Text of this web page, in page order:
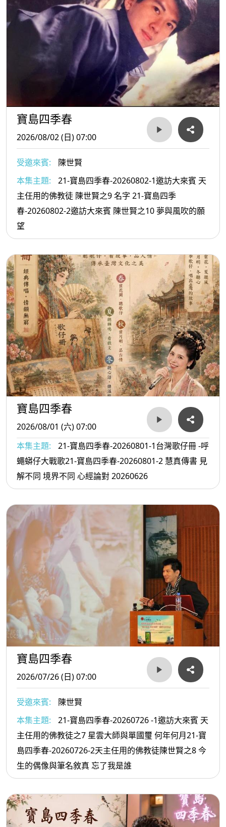
寶島四季春
2026/08/02 (日) 07:00
受邀來賓:
陳世賢
本集主題:
21-寶島四季春-20260802-1邀訪大來賓 天
主任用的佛教徒 陳世賢之9 名字 21-寶島四季
春-20260802-2邀訪大來賓 陳世賢之10 夢與風吹的願
望
寶島四季春
2026/08/01 (六) 07:00
本集主題:
21-寶島四季春-20260801-1台灣歌仔冊 -呼
蠅蟒仔大戰歌21-寶島四季春-20260801-2 慧真傳書 見
解不同 境界不同 心經論對 20260626
寶島四季春
2026/07/26 (日) 07:00
受邀來賓:
陳世賢
本集主題:
21-寶島四季春-20260726 -1邀訪大來賓 天
主任用的佛教徒之7 星雲大師與單國璽 何年何月21-寶
島四季春-20260726-2天主任用的佛教徒陳世賢之8 今
生的偶像與筆名敘真 忘了我是誰